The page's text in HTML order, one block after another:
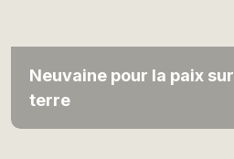
Neuvaine pour la paix sur
terre